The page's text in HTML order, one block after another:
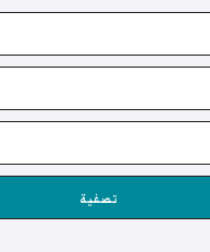
تصفية